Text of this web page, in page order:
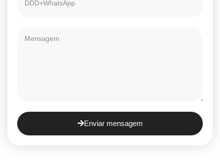
Enviar mensagem